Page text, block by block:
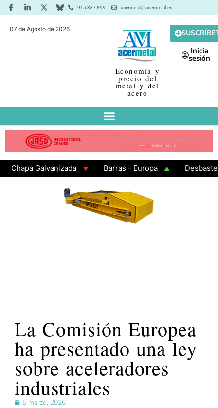
915 337 899 acermetal@acermetal.es
07 de Agosto de 2026
Economía y
precio del
metal y del
acero
Inicia
sesión
Galvanizada Barras - Europa
Desbaste -
La Comisión Europea
ha presentado una ley
sobre aceleradores
industriales
5 marzo, 2026